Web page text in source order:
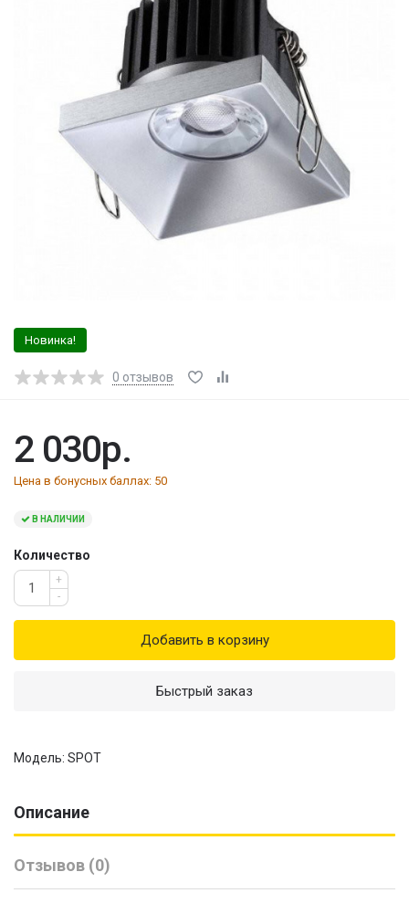
Новинка!
0 отзывов
2 030р.
Цена в бонусных баллах: 50
В НАЛИЧИИ
Количество
+
-
Добавить в корзину
Быстрый заказ
Модель: SPOT
Описание
Отзывов (0)